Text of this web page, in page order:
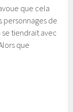
que cela
personnages de
tiendrait avec
que